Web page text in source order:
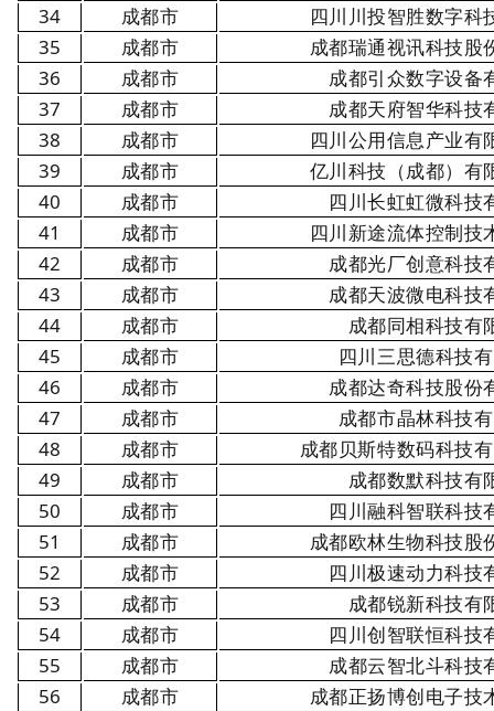
34 成都市 四川川投智胜数字科
35 成都市 成都瑞通视讯科技股
36 成都市 成都引众数字设备
37 成都市 成都天府智华科技
38 成都市 四川公用信息产业有
39 成都市 亿川科技（成都）有
40 成都市 四川长虹虹微科技
41 成都市 四川新途流体控制技
42 成都市 成都光厂创意科技
43 成都市 成都天波微电科技
44 成都市 成都同相科技有
45 成都市 四川三思德科技
46 成都市 成都达奇科技股份
47 成都市 成都市晶林科技
48 成都市 成都贝斯特数码科技
49 成都市 成都数默科技有
50 成都市 四川融科智联科技
51 成都市 成都欧林生物科技股
52 成都市 四川极速动力科技
53 成都市 成都锐新科技有
54 成都市 四川创智联恒科技
55 成都市 成都云智北斗科技
56 成都市 成都正扬博创电子技